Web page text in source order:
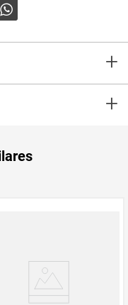
+
o acompañados, con
chilaquiles, como
+